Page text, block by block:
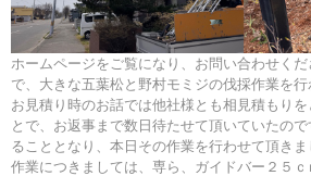
ホームページをご覧になり、お問い合わせく
で、大きな五葉松と野村モミジの伐採作業を行
お見積り時のお話では他社様とも相見積もり
とで、お返事まで数日待たせて頂いていたの
ることとなり、本日その作業を行わせて頂きま
作業につきましては、専ら、ガイドバー２５